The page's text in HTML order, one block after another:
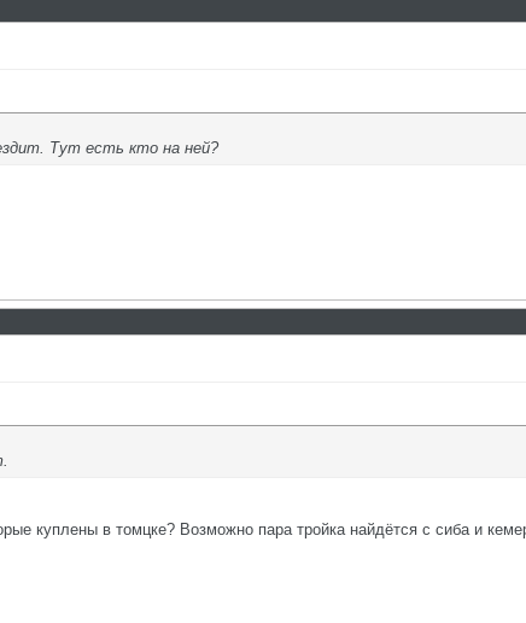
Тут есть кто на ней?
куплены в томцке? Возможно пара тройка найдётся с сиба и